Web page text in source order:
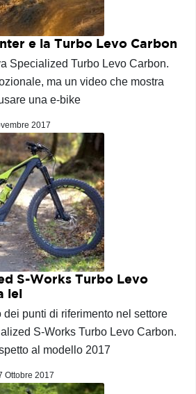
e la Turbo Levo Carbon
Specialized Turbo Levo Carbon.
ma un video che mostra
una e-bike
2017
S-Works Turbo Levo
lei
punti di riferimento nel settore
S-Works Turbo Levo Carbon.
al modello 2017
Ottobre 2017